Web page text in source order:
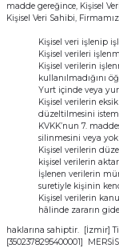
madde gereğince, Kişisel
Kişisel Veri Sahibi,
Kişisel veri işlenip
Kişisel verileri
Kişisel verilerin
kullanılmadığını
Yurt içinde veya
Kişisel verilerin
düzeltilmesini
KVKK’nun 7.
silinmesini veya
Kişisel verilerin
kişisel verilerin
İşlenen verilerin
suretiyle kişinin
Kişisel verilerin
hâlinde zararın
haklarına sahiptir. [İzmir]
[3502378295400001]